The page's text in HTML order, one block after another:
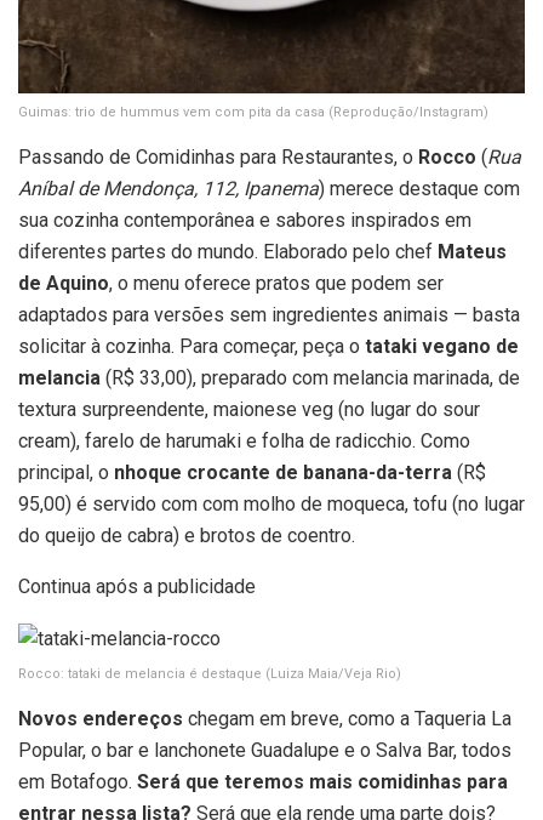
Guimas: trio de hummus vem com pita da casa (Reprodução/Instagram)
Passando de Comidinhas para Restaurantes, o Rocco (Rua
Aníbal de Mendonça, 112, Ipanema) merece destaque com
sua cozinha contemporânea e sabores inspirados em
diferentes partes do mundo. Elaborado pelo chef Mateus
de Aquino, o menu oferece pratos que podem ser
adaptados para versões sem ingredientes animais — basta
solicitar à cozinha. Para começar, peça o tataki vegano de
melancia (R$ 33,00), preparado com melancia marinada, de
textura surpreendente, maionese veg (no lugar do sour
cream), farelo de harumaki e folha de radicchio. Como
principal, o nhoque crocante de banana-da-terra (R$
95,00) é servido com com molho de moqueca, tofu (no lugar
do queijo de cabra) e brotos de coentro.
Continua após a publicidade
Rocco: tataki de melancia é destaque (Luiza Maia/Veja Rio)
Novos endereços chegam em breve, como a Taqueria La
Popular, o bar e lanchonete Guadalupe e o Salva Bar, todos
em Botafogo. Será que teremos mais comidinhas para
entrar nessa lista? Será que ela rende uma parte dois?